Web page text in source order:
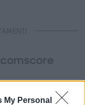
My Personal